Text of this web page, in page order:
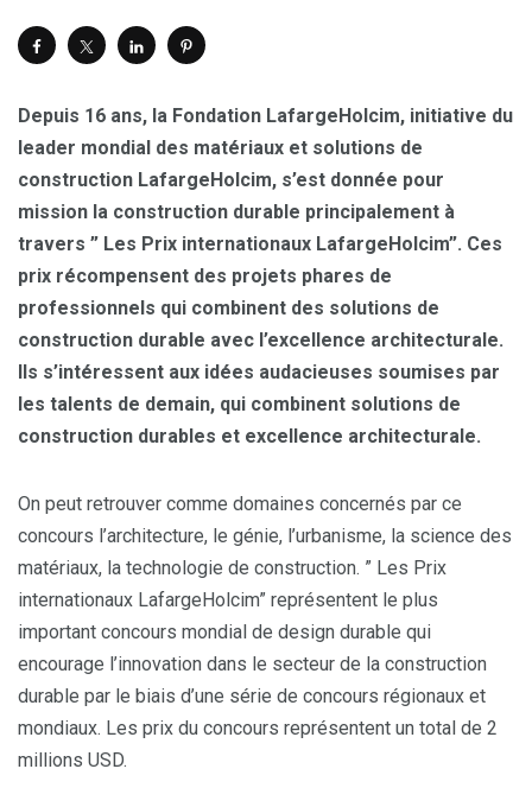
Depuis 16 ans, la Fondation LafargeHolcim, initiative du
leader mondial des matériaux et solutions de
construction LafargeHolcim, s’est donnée pour
mission la construction durable principalement à
travers ” Les Prix internationaux LafargeHolcim”. Ces
prix récompensent des projets phares de
professionnels qui combinent des solutions de
construction durable avec l’excellence architecturale.
Ils s’intéressent aux idées audacieuses soumises par
les talents de demain, qui combinent solutions de
construction durables et excellence architecturale.
On peut retrouver comme domaines concernés par ce
concours l’architecture, le génie, l’urbanisme, la science des
matériaux, la technologie de construction. ” Les Prix
internationaux LafargeHolcim” représentent le plus
important concours mondial de design durable qui
encourage l’innovation dans le secteur de la construction
durable par le biais d’une série de concours régionaux et
mondiaux. Les prix du concours représentent un total de 2
millions USD.